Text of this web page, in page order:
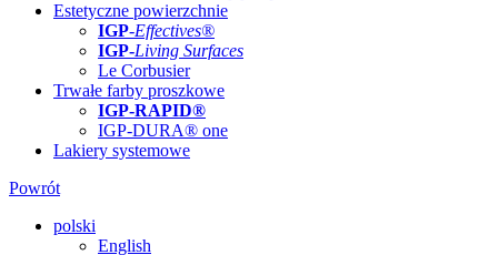
Estetyczne powierzchnie
IGP-Effectives®
IGP-Living Surfaces
Le Corbusier
Trwałe farby proszkowe
IGP-RAPID®
IGP-DURA® one
Lakiery systemowe
Powrót
polski
English